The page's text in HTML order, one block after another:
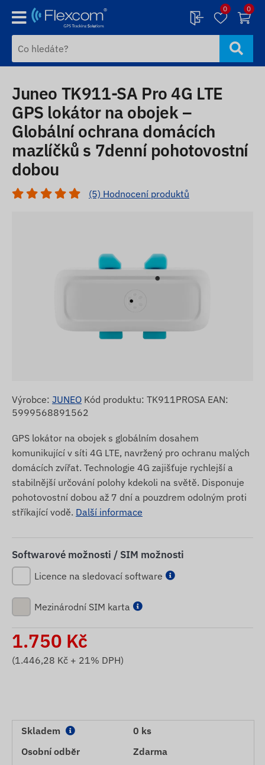
0 0
Juneo TK911-SA Pro 4G LTE
GPS lokátor na obojek –
Globální ochrana domácích
mazlíčků s 7denní pohotovostní
dobou
(5) Hodnocení produktů
Výrobce: JUNEO Kód produktu: TK911PROSA EAN:
5999568891562
GPS lokátor na obojek s globálním dosahem
komunikující v síti 4G LTE, navržený pro ochranu malých
domácích zvířat. Technologie 4G zajišťuje rychlejší a
stabilnější určování polohy kdekoli na světě. Disponuje
pohotovostní dobou až 7 dní a pouzdrem odolným proti
stříkající vodě. Další informace
Softwarové možnosti / SIM možnosti
Licence na sledovací software
Mezinárodní SIM karta
1.750 Kč
(1.446,28 Kč + 21% DPH)
Skladem
0 ks
Osobní odběr
Zdarma